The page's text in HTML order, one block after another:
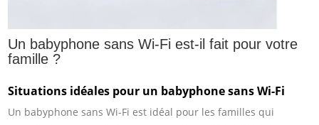
Un babyphone sans Wi-Fi est-il fait pour votre
famille ?
Situations idéales pour un babyphone sans Wi-Fi
Un babyphone sans Wi-Fi est idéal pour les familles qui